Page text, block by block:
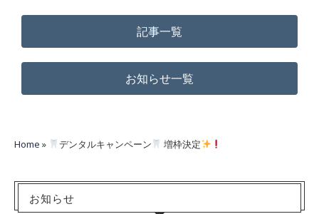
記事一覧
お知らせ一覧
Home » デンタルキャンペーン 増枠決定
お知らせ